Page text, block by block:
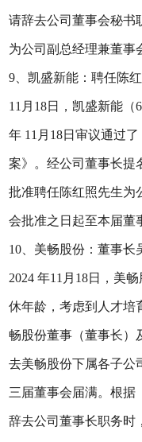
请辞去公司董事会秘书
为公司副总经理兼董事
9、凯盛新能：聘任陈
11月18日，凯盛新能（
年 11月18日审议通过
案》。经公司董事长提
批准聘任陈红照先生为
会批准之日起至本届董
10、美畅股份：董事长
2024 年11月18日，美
休年龄，考虑到人才培
畅股份董事（董事长）
去美畅股份下属各子公
三届董事会届满。根据
辞去公司董事长职务时